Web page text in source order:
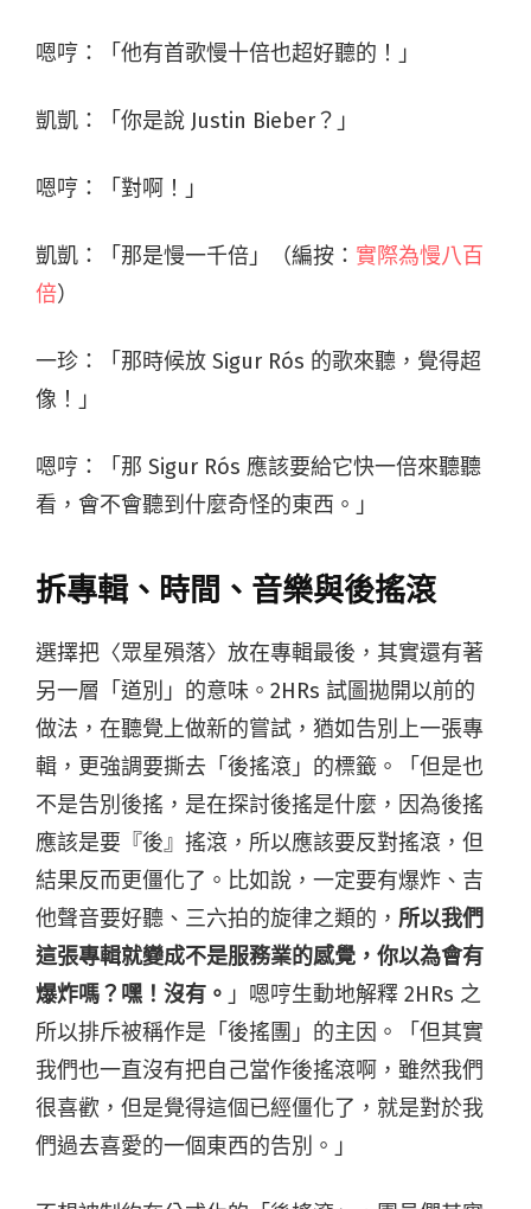
嗯哼：「他有首歌慢十倍也超好聽的！」
凱凱：「你是說 Justin Bieber？」
嗯哼：「對啊！」
凱凱：「那是慢一千倍」（編按： 實際為慢八百
倍）
一珍：「那時候放 Sigur Rós 的歌來聽，覺得超
像！」
嗯哼：「那 Sigur Rós 應該要給它快一倍來聽聽
看，會不會聽到什麼奇怪的東西。」
拆專輯、時間、音樂與後搖滾
選擇把〈眾星殞落〉放在專輯最後，其實還有著
另一層「道別」的意味。2HRs 試圖拋開以前的
做法，在聽覺上做新的嘗試，猶如告別上一張專
輯，更強調要撕去「後搖滾」的標籤。「但是也
不是告別後搖，是在探討後搖是什麼，因為後搖
應該是要『後』搖滾，所以應該要反對搖滾，但
結果反而更僵化了。比如說，一定要有爆炸、吉
他聲音要好聽、三六拍的旋律之類的， 所以我們
這張專輯就變成不是服務業的感覺，你以為會有
爆炸嗎？嘿！沒有。 」嗯哼生動地解釋 2HRs 之
所以排斥被稱作是「後搖團」的主因。「但其實
我們也一直沒有把自己當作後搖滾啊，雖然我們
很喜歡，但是覺得這個已經僵化了，就是對於我
們過去喜愛的一個東西的告別。」